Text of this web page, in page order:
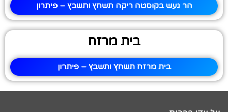
הר געש בקוסטה ריקה תשחץ ותשבץ – פיתרון
בית מרזח
בית מרזח תשחץ ותשבץ – פיתרון